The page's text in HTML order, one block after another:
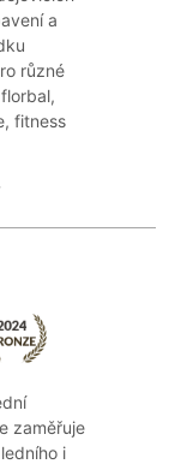
a
různé
fitness
zaměřuje
i